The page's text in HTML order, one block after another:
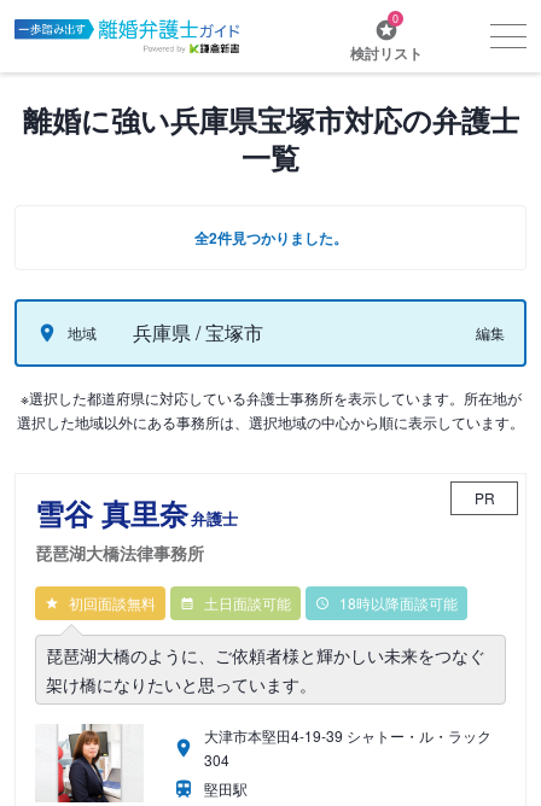
0
検討リスト
離婚に強い兵庫県宝塚市対応の弁護士
一覧
全2件見つかりました。
地域 兵庫県 / 宝塚市 編集
※選択した都道府県に対応している弁護士事務所を表示しています。所在地が
選択した地域以外にある事務所は、選択地域の中心から順に表示しています。
雪谷 真里奈弁護士
琵琶湖大橋法律事務所
PR
初回面談無料 土日面談可能 18時以降面談可能
琵琶湖大橋のように、ご依頼者様と輝かしい未来をつなぐ
架け橋になりたいと思っています。
大津市本堅田4-19-39 シャトー・ル・ラック
304
堅田駅